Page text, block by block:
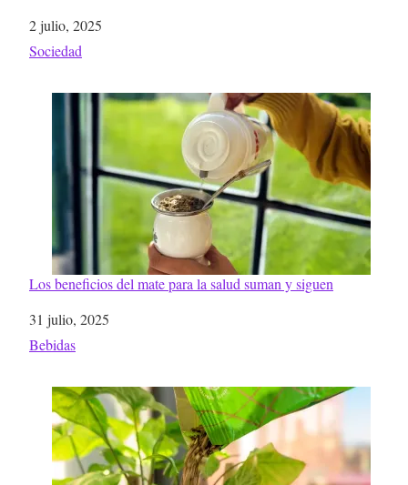
Fecha
2 julio, 2025
Respecto a
Sociedad
Los beneficios del mate para la salud suman y siguen
Fecha
31 julio, 2025
Respecto a
Bebidas